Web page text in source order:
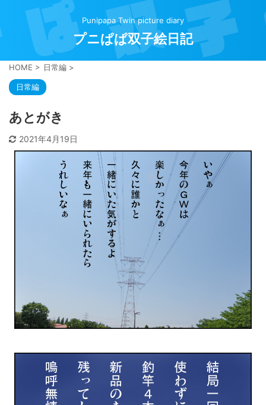
Punipapa Twin picture diary
プニぱぱ双子絵日記
HOME > 日常編 >
日常編
あとがき
2021年4月19日